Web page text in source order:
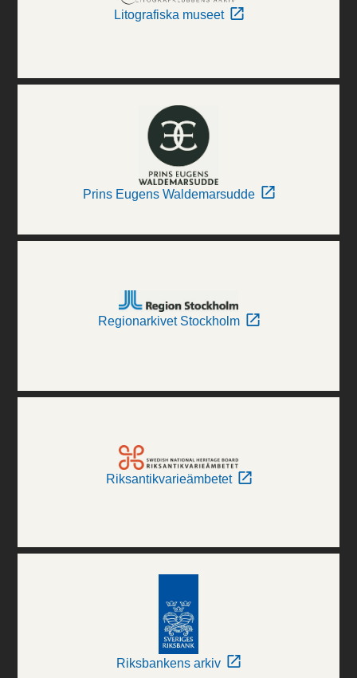
Litografiska museet
Prins Eugens Waldemarsudde
Regionarkivet Stockholm
Riksantikvarieämbetet
Riksbankens arkiv